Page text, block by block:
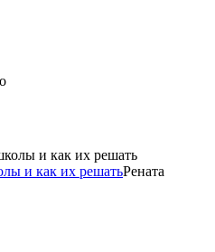
и как их решатьРената